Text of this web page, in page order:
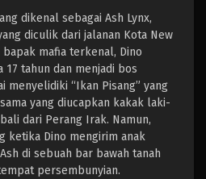
dikenal sebagai Ash Lynx,
diculik dari jalanan Kota New
mafia terkenal, Dino
17 tahun dan menjadi bos
menyelidiki “Ikan Pisang” yang
yang diucapkan kakak laki-
dari Perang Irak. Namun,
ketika Dino mengirim anak
di sebuah bar bawah tanah
persembunyian.